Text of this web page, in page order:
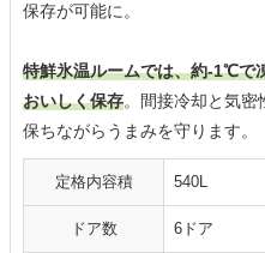
保存が可能に。
特鮮氷温ルームでは、約-1℃で
おいしく保存。間接冷却と気密
保ちながらうまみを守ります。
定格内容積 540L
ドア数 6ドア